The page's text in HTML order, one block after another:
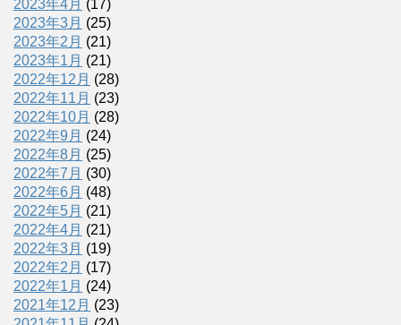
2023年4月 (17)
2023年3月 (25)
2023年2月 (21)
2023年1月 (21)
2022年12月 (28)
2022年11月 (23)
2022年10月 (28)
2022年9月 (24)
2022年8月 (25)
2022年7月 (30)
2022年6月 (48)
2022年5月 (21)
2022年4月 (21)
2022年3月 (19)
2022年2月 (17)
2022年1月 (24)
2021年12月 (23)